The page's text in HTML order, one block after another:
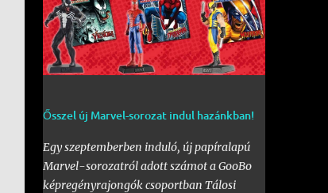
szaporítanám szót, csekkoljátok a több
mint 60 képből álló galériát, az idei
legnagyobb hazai graffiti jam rajzaival!
Ősszel új Marvel-sorozat indul hazánkban!
Egy szeptemberben induló, új papíralapú
Marvel-sorozatról adott számot a GooBo
képregényrajongók csoportban Tálosi